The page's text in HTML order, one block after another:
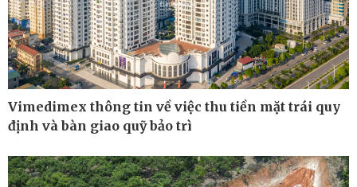
Việc làm
Biển đảo
Vimedimex thông tin về việc thu tiền mặt trái quy
định và bàn giao quỹ bảo trì